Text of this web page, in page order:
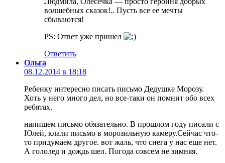
волшебных сказок!.. Пусть все ее мечты
сбываются!
PS: Ответ уже пришел
Ответить
Ольга
08.12.2014 в 18:18
Ребенку интересно писать письмо Дедушке Морозу.
Хоть у него много дел, но все-таки он помнит обо всех
ребятах.
напишем письмо обязательно. В прошлом году писали с
Юлей, клали письмо в морозильную камеру.Сейчас что-
то придумаем другое. вот жаль, что снега у нас еще нет.
А гололед и дождь шел. Погода совсем не зимняя.